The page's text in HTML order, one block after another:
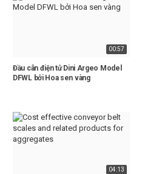
00:57
Đầu cân điện tử Dini Argeo Model
DFWL bởi Hoa sen vàng
04:13